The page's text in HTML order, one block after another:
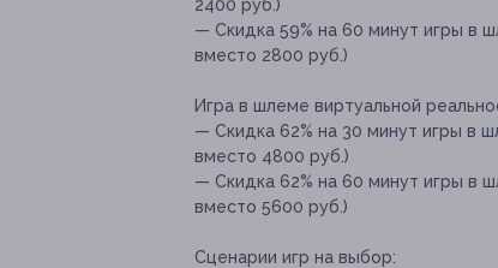
2400 руб.)
— Скидка 59% на 60 минут игры в
вместо 2800 руб.)
Игра в шлеме виртуальной
— Скидка 62% на 30 минут игры в
вместо 4800 руб.)
— Скидка 62% на 60 минут игры в
вместо 5600 руб.)
Сценарии игр на выбор: